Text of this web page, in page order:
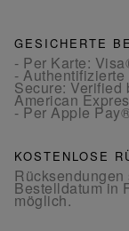
GESICHERTE
- Per Karte:
-
Secure:
American
- Per Apple
KOSTENLOSE
Bestelldatum in
möglich.